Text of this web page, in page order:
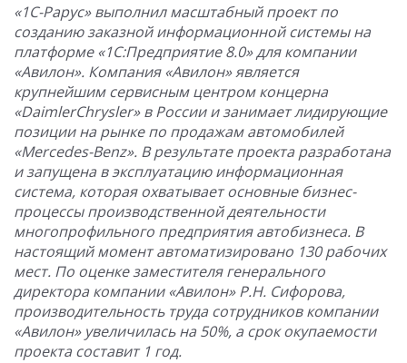
«1С-Рарус» выполнил масштабный проект по
созданию заказной информационной системы на
платформе «1С:Предприятие 8.0» для компании
«Авилон». Компания «Авилон» является
крупнейшим сервисным центром концерна
«DaimlerChrysler» в России и занимает лидирующие
позиции на рынке по продажам автомобилей
«Mercedes-Benz». В результате проекта разработана
и запущена в эксплуатацию информационная
система, которая охватывает основные бизнес-
процессы производственной деятельности
многопрофильного предприятия автобизнеса. В
настоящий момент автоматизировано 130 рабочих
мест. По оценке заместителя генерального
директора компании «Авилон» Р.Н. Сифорова,
производительность труда сотрудников компании
«Авилон» увеличилaсь на 50%, а срок окупаемости
проекта составит 1 год.